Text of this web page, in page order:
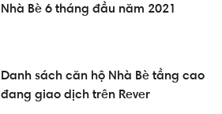
Nhà Bè 6 tháng đầu năm 2021
Danh sách căn hộ Nhà Bè tầng cao
đang giao dịch trên Rever